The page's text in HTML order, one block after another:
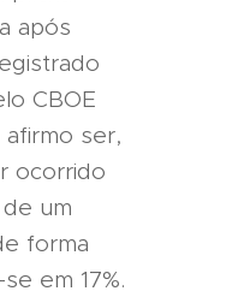
após
CBOE
ser,
ocorrido
um
forma
em 17%.